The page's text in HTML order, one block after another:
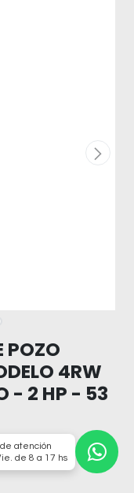
POZO
4RW
- 2 HP - 53
atención
de 8 a 17 hs